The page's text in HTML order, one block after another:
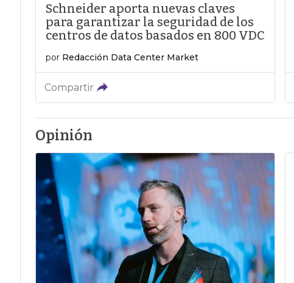
Schneider aporta nuevas claves
para garantizar la seguridad de los
centros de datos basados en 800 VDC
por Redacción Data Center Market
Compartir
Opinión